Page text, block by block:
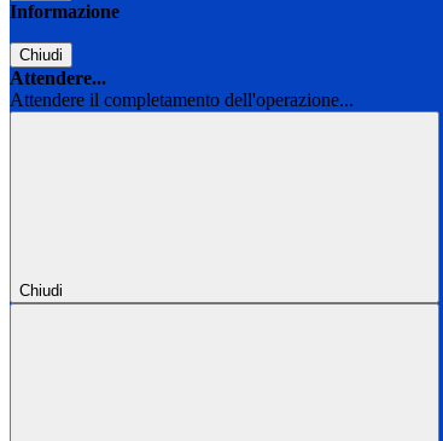
Informazione
Chiudi
Attendere...
Attendere il completamento dell'operazione...
Chiudi